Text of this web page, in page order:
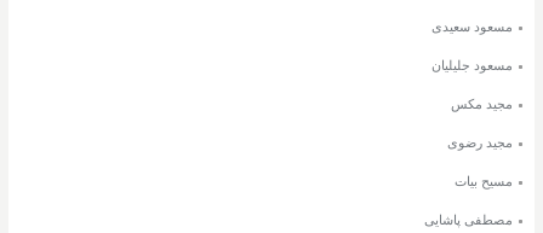
مسعود سعیدی
مسعود جلیلیان
مجید مکس
مجید رضوی
مسیح بیات
مصطفی پاشایی